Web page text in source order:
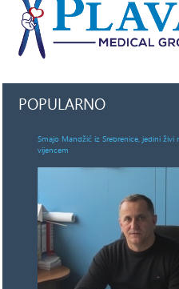
POPULARNO
Smajo Mandžić iz Srebrenice, jedini živi
vijencem